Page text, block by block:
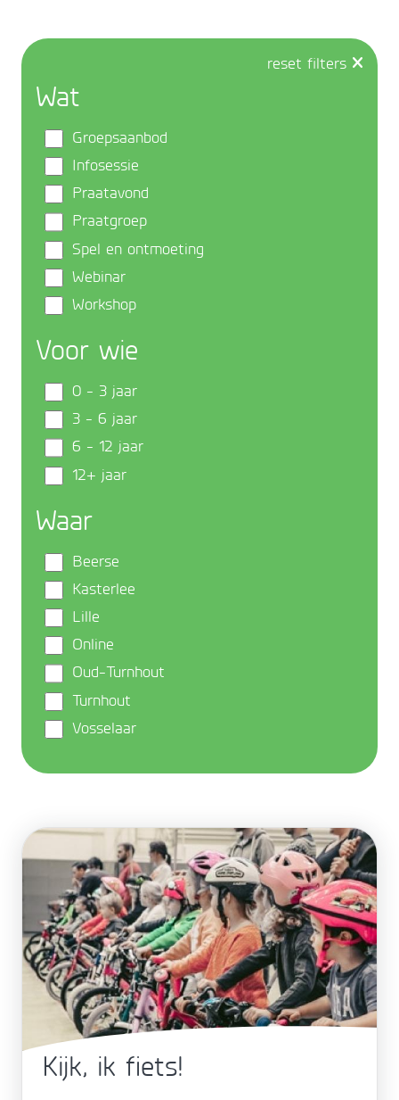
reset filters
Wat
Groepsaanbod
Infosessie
Praatavond
Praatgroep
Spel en ontmoeting
Webinar
Workshop
Voor wie
0 - 3 jaar
3 - 6 jaar
6 - 12 jaar
12+ jaar
Waar
Beerse
Kasterlee
Lille
Online
Oud-Turnhout
Turnhout
Vosselaar
Kijk, ik fiets!